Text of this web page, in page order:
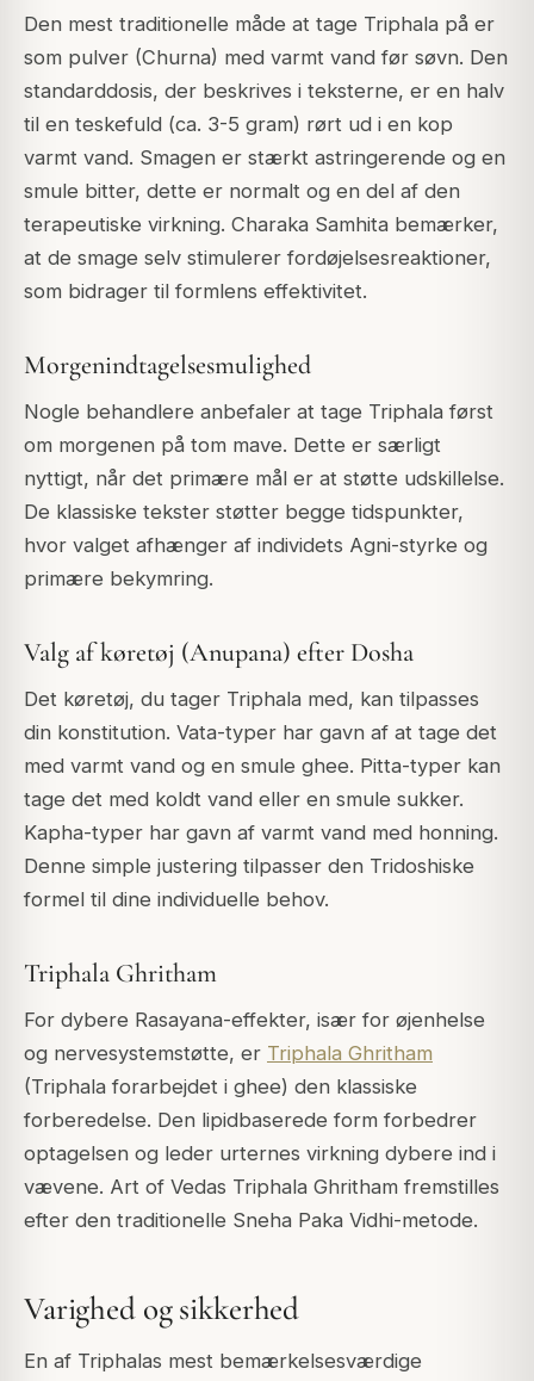
Den mest traditionelle måde at tage Triphala på er
som pulver (Churna) med varmt vand før søvn. Den
standarddosis, der beskrives i teksterne, er en halv
til en teskefuld (ca. 3-5 gram) rørt ud i en kop
varmt vand. Smagen er stærkt astringerende og en
smule bitter, dette er normalt og en del af den
terapeutiske virkning. Charaka Samhita bemærker,
at de smage selv stimulerer fordøjelsesreaktioner,
som bidrager til formlens effektivitet.
Morgenindtagelsesmulighed
Nogle behandlere anbefaler at tage Triphala først
om morgenen på tom mave. Dette er særligt
nyttigt, når det primære mål er at støtte udskillelse.
De klassiske tekster støtter begge tidspunkter,
hvor valget afhænger af individets Agni-styrke og
primære bekymring.
Valg af køretøj (Anupana) efter Dosha
Det køretøj, du tager Triphala med, kan tilpasses
din konstitution. Vata-typer har gavn af at tage det
med varmt vand og en smule ghee. Pitta-typer kan
tage det med koldt vand eller en smule sukker.
Kapha-typer har gavn af varmt vand med honning.
Denne simple justering tilpasser den Tridoshiske
formel til dine individuelle behov.
Triphala Ghritham
For dybere Rasayana-effekter, især for øjenhelse
og nervesystemstøtte, er Triphala Ghritham
(Triphala forarbejdet i ghee) den klassiske
forberedelse. Den lipidbaserede form forbedrer
optagelsen og leder urternes virkning dybere ind i
vævene. Art of Vedas Triphala Ghritham fremstilles
efter den traditionelle Sneha Paka Vidhi-metode.
Varighed og sikkerhed
En af Triphalas mest bemærkelsesværdige